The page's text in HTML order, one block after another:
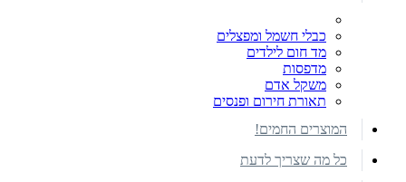
כבלי חשמל ומפצלים
מד חום לילדים
מדפסות
משקל אדם
תאורת חירום ופנסים
המוצרים החמים!
כל מה שצריך לדעת